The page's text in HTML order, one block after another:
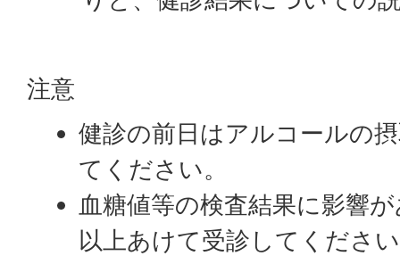
注意
健診の前日はアルコールの
てください。
血糖値等の検査結果に影響
以上あけて受診してくださ